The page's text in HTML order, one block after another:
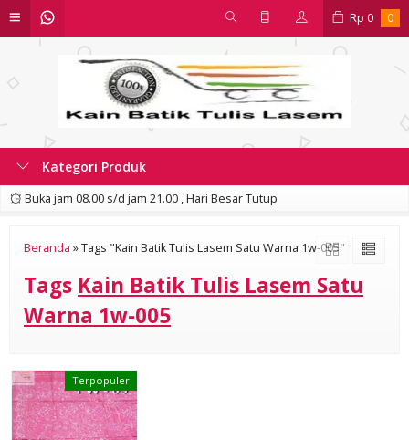
Rp 0 0
Kategori Produk
Buka jam 08.00 s/d jam 21.00 , Hari Besar Tutup
Beranda »Tags "Kain Batik Tulis Lasem Satu Warna 1w-005"
Tags Kain Batik Tulis Lasem Satu
Warna 1w-005
Terpopuler